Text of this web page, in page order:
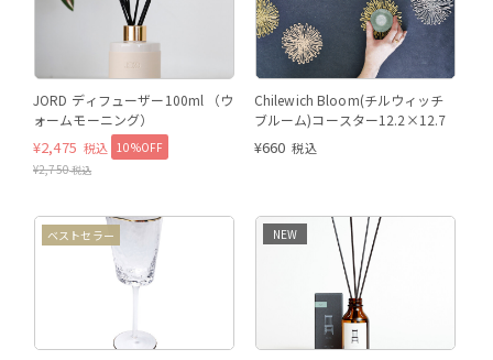
JORD ディフューザー100ml （ウ
ォームモーニング）
¥2,475 税込 10%OFF
¥2,750税込
Chilewich Bloom(チルウィッチ
ブルーム)コースター12.2×12.7
¥660 税込
ベストセラー NEW